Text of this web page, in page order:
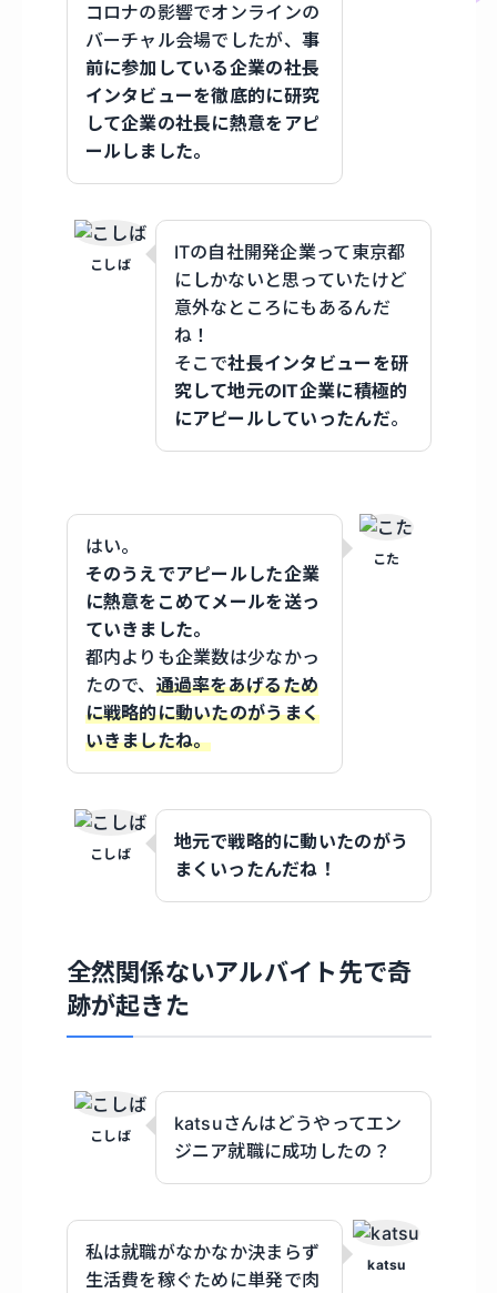
コロナの影響でオンラインの
バーチャル会場でしたが、 事
前に参加している企業の社長
インタビューを徹底的に研究
して企業の社長に熱意をアピ
ールしました。
こしば
ITの自社開発企業って東京都
にしかないと思っていたけど
意外なところにもあるんだ
ね！
そこで社長インタビューを研
究して地元のIT企業に積極的
にアピールしていったんだ。
こた
はい。
そのうえでアピールした企業
に熱意をこめてメールを送っ
ていきました。
都内よりも企業数は少なかっ
たので、 通過率をあげるため
に戦略的に動いたのがうまく
いきましたね。
こしば
地元で戦略的に動いたのがう
まくいったんだね！
全然関係ないアルバイト先で奇
跡が起きた
こしば
katsuさんはどうやってエン
ジニア就職に成功したの？
katsu
私は就職がなかなか決まらず
生活費を稼ぐために単発で肉